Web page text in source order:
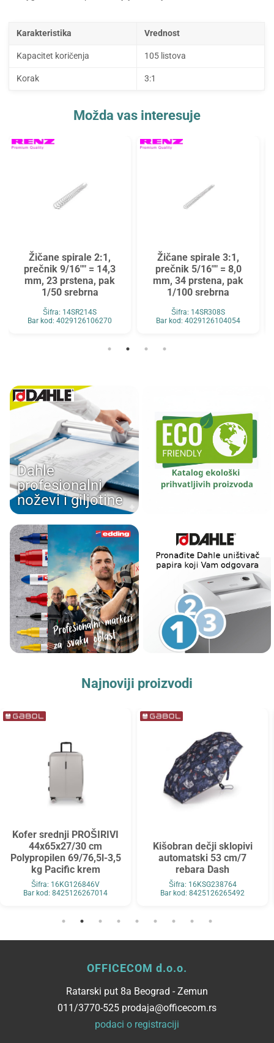
Karakteristika Vrednost
Kapacitet koričenja 105 listova
Korak 3:1
Možda vas interesuje
Žičane spirale 2:1,
prečnik 9/16"" = 14,3
mm, 23 prstena, pak
1/50 srebrna
Šifra: 14SR214S
Bar kod: 4029126106270
Žičane spirale 3:1,
prečnik 5/16"" = 8,0
mm, 34 prstena, pak
1/100 srebrna
Šifra: 14SR308S
Bar kod: 4029126104054
Dahle
profesionalni
noževi i giljotine
Najnoviji proizvodi
Kofer srednji PROŠIRIVI
44x65x27/30 cm
Polypropilen 69/76,5l-3,5
kg Pacific krem
Šifra: 16KG126846V
Bar kod: 8425126267014
Kišobran dečji sklopivi
automatski 53 cm/7
rebara Dash
Šifra: 16KSG238764
Bar kod: 8425126265492
OFFICECOM d.o.o.
Ratarski put 8a Beograd - Zemun
011/3770-525 prodaja@officecom.rs
podaci o registraciji